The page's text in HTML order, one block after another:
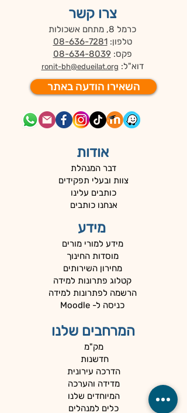
צרו קשר
כרמל 8, מתחם אשכולות
טלפון: 08-636-7281
פקס: 08-634-8039
דוא"ל: ronit-bh@edueilat.org
השאירו הודעה באתר
אודות
דבר המנהלת
צוות ובעלי תפקידים
כותבים עלינו
אנחנו כותבים
מידע
מידע למורי מורים
מוסדות החינוך
מחירון השירותים
קטלוג פתרונות למידה
הרשמה לפתרונות למידה
כניסה ל- Moodle
המרחבים שלנו
מק"מ
חדשנות
הדרכה עירונית
מדידה והערכה
המיוחדים שלנו
כלים למנהלים